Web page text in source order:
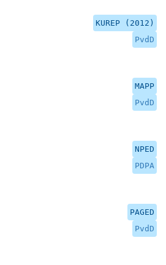
KUREP (2012)
PvdD
MAPP
PvdD
NPED
PDPA
PAGED
PvdD